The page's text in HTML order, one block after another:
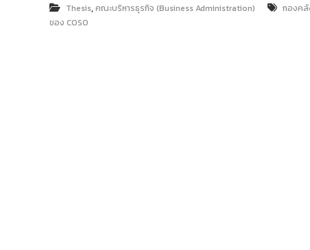
Thesis,คณะบริหารธุรกิจ (Business Administration) กองคลั
ของ COSO